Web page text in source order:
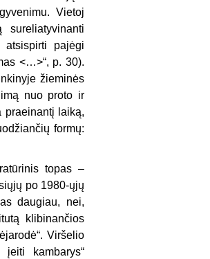
Vietoj
atsispirti pajėgi
<…>“, p. 30).
žieminės
nuo proto ir
praeinantį laiką,
formų:
topas –
po 1980-ųjų
daugiau, nei,
klibinančios
Viršelio
įeiti kambarys“